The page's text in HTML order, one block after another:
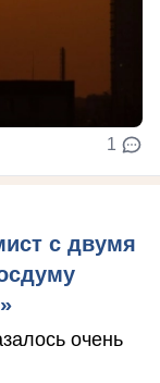
1
с двумя
очень